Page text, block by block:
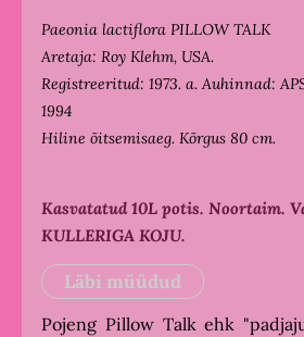
Paeonia lactiflora PILLOW TALK
Aretaja: Roy Klehm, USA.
Registreeritud: 1973. a. Auhinnad:
1994
Hiline õitsemisaeg. Kõrgus 80 cm.
Kasvatatud 10L potis. Noortaim.
KULLERIGA KOJU.
Läbi müüdud
Pojeng Pillow Talk ehk